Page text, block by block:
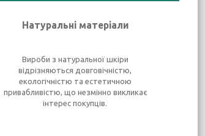
Натуральні матеріали
Вироби з натуральної шкіри
відрізняються довговічністю,
екологічністю та естетичною
привабливістю, що незмінно викликає
інтерес покупців.